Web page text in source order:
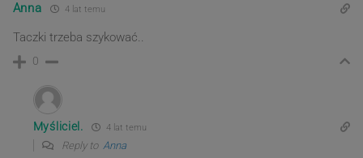
Anna 4 lat temu
Taczki trzeba szykować..
0
Myśliciel. 4 lat temu
Reply to Anna